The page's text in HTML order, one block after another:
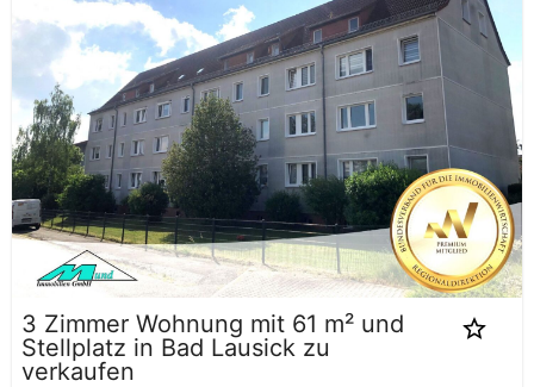
3 Zimmer Wohnung mit 61 m² und
Stellplatz in Bad Lausick zu
verkaufen